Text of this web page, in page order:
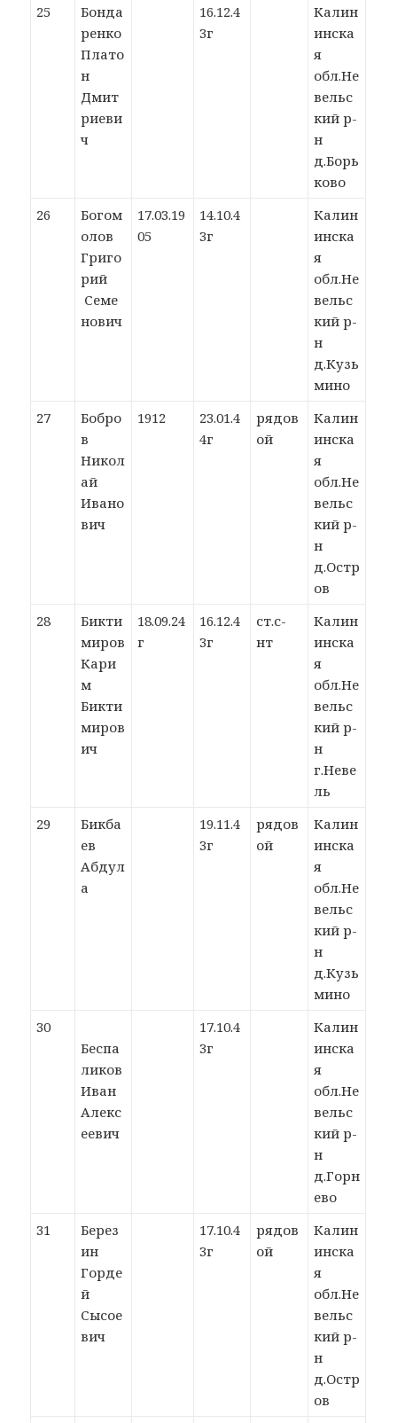
25
Бонда
ренко
Плато
н
Дмит
риеви
ч
16.12.4
3г
Калин
инска
я
обл.Не
вельс
кий р-
н
д.Борь
ково
26
Богом
олов
Григо
рий
Семе
нович
17.03.19
05
14.10.4
3г
Калин
инска
я
обл.Не
вельс
кий р-
н
д.Кузь
мино
27
Бобро
в
Никол
ай
Ивано
вич
1912
23.01.4
4г
рядов
ой
Калин
инска
я
обл.Не
вельс
кий р-
н
д.Остр
ов
28
Бикти
миров
Кари
м
Бикти
миров
ич
18.09.24
г
16.12.4
3г
ст.с-
нт
Калин
инска
я
обл.Не
вельс
кий р-
н
г.Неве
ль
29
Бикба
ев
Абдул
а
19.11.4
3г
рядов
ой
Калин
инска
я
обл.Не
вельс
кий р-
н
д.Кузь
мино
30
Беспа
ликов
Иван
Алекс
еевич
17.10.4
3г
Калин
инска
я
обл.Не
вельс
кий р-
н
д.Горн
ево
31
Берез
ин
Горде
й
Сысое
вич
17.10.4
3г
рядов
ой
Калин
инска
я
обл.Не
вельс
кий р-
н
д.Остр
ов